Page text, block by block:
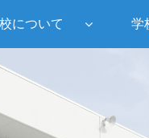
について 学